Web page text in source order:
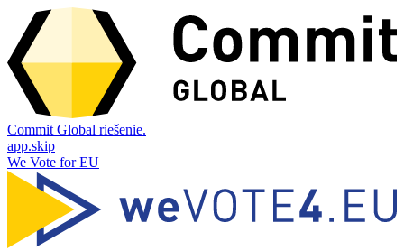
Commit Global riešenie.
app.skip
We Vote for EU